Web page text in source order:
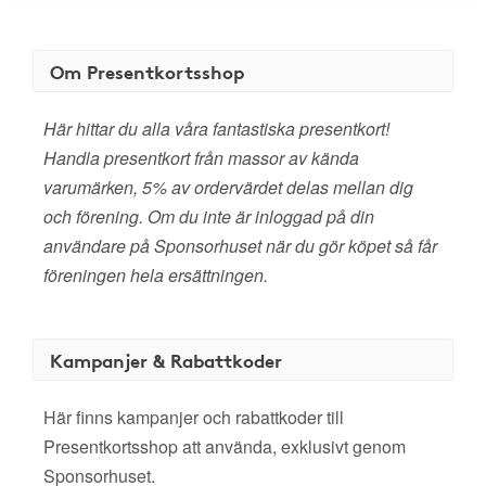
Om Presentkortsshop
Här hittar du alla våra fantastiska presentkort!
Handla presentkort från massor av kända
varumärken, 5% av ordervärdet delas mellan dig
och förening. Om du inte är inloggad på din
användare på Sponsorhuset när du gör köpet så får
föreningen hela ersättningen.
Kampanjer & Rabattkoder
Här finns kampanjer och rabattkoder till
Presentkortsshop att använda, exklusivt genom
Sponsorhuset.